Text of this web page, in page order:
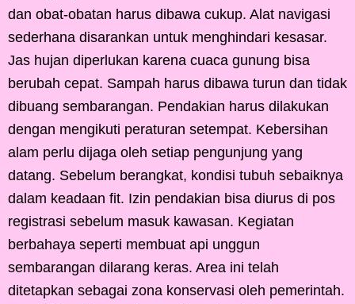
dan obat-obatan harus dibawa cukup. Alat navigasi
sederhana disarankan untuk menghindari kesasar.
Jas hujan diperlukan karena cuaca gunung bisa
berubah cepat. Sampah harus dibawa turun dan tidak
dibuang sembarangan. Pendakian harus dilakukan
dengan mengikuti peraturan setempat. Kebersihan
alam perlu dijaga oleh setiap pengunjung yang
datang. Sebelum berangkat, kondisi tubuh sebaiknya
dalam keadaan fit. Izin pendakian bisa diurus di pos
registrasi sebelum masuk kawasan. Kegiatan
berbahaya seperti membuat api unggun
sembarangan dilarang keras. Area ini telah
ditetapkan sebagai zona konservasi oleh pemerintah.